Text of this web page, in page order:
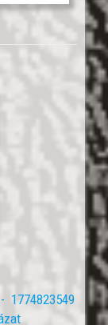
1774823549